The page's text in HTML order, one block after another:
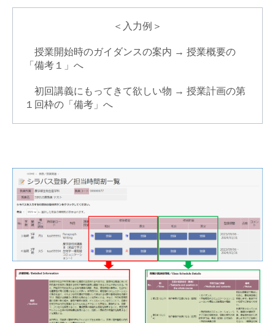
＜入力例＞
授業開始時のガイダンスの案内 → 授業概要の
「備考１」へ
初回講義にもってきて欲しい物 → 授業計画の第
１回枠の「備考」へ